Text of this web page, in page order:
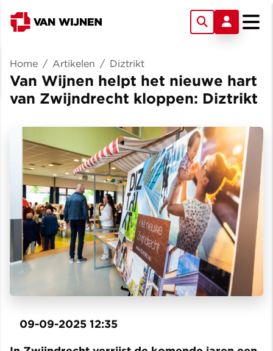
Home / Artikelen / Diztrikt
Van Wijnen helpt het nieuwe hart
van Zwijndrecht kloppen: Diztrikt
09-09-2025 12:35